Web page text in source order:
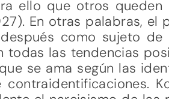
ello que otros
En otras palabras, el
como sujeto de
las tendencias
se ama según las